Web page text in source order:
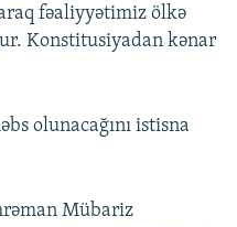
fəaliyyətimiz ölkə
Konstitusiyadan kənar
olunacağını istisna
Mübariz